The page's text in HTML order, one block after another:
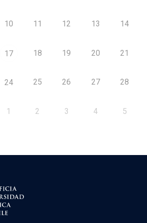
10 11 12 13 14
17 18 19 20 21
24 25 26 27 28
1 2 3 4 5